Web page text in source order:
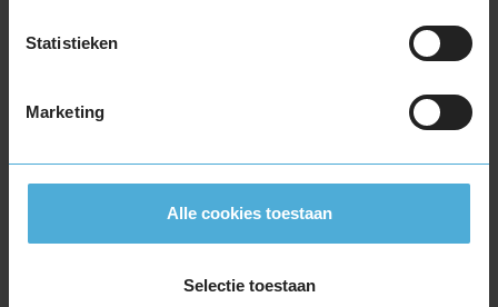
Statistieken
Marketing
Alle cookies toestaan
Selectie toestaan
245/45R17 99Y EXTRALOAD
215/40R18 89W EXTRALOAD
215/40R18 89W EXTRALOAD
215/45R18 93Y EXTRALOAD
215/55R18 99V EXTRALOAD